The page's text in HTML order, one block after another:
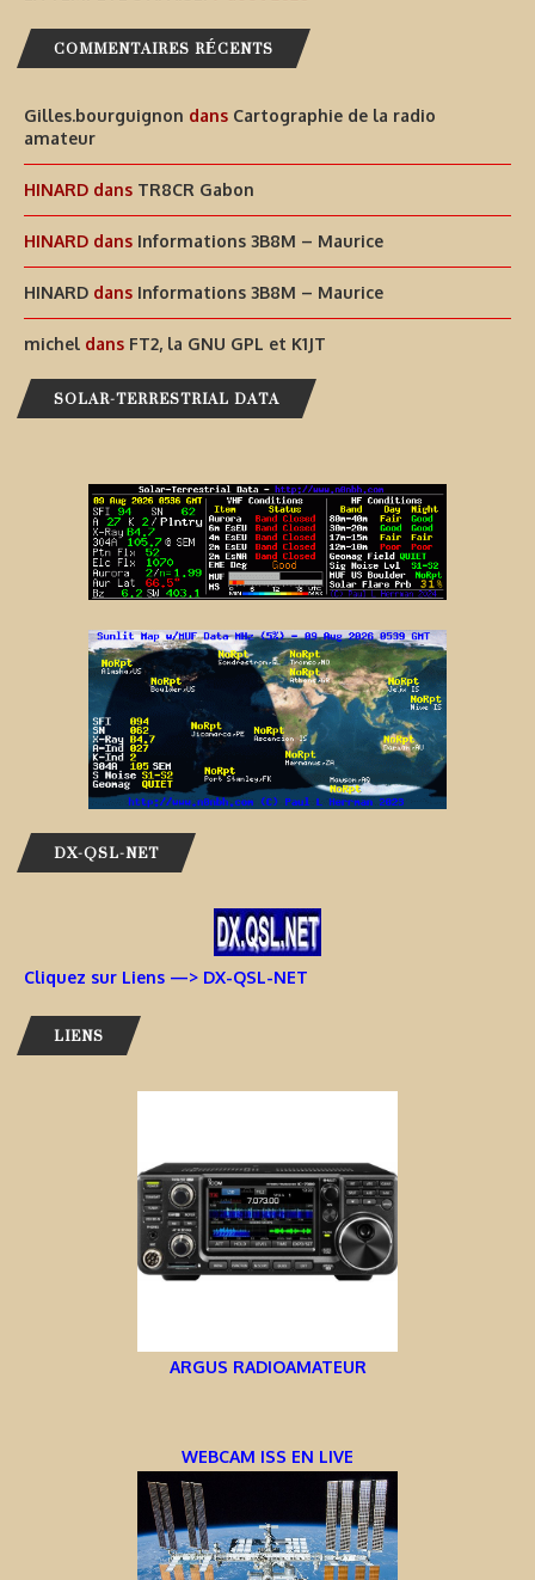
COMMENTAIRES RÉCENTS
Gilles.bourguignon dans Cartographie de la radio
amateur
HINARD dans TR8CR Gabon
HINARD dans Informations 3B8M – Maurice
HINARD dans Informations 3B8M – Maurice
michel dans FT2, la GNU GPL et K1JT
SOLAR-TERRESTRIAL DATA
DX-QSL-NET
Cliquez sur Liens —> DX-QSL-NET
LIENS
ARGUS RADIOAMATEUR
WEBCAM ISS EN LIVE